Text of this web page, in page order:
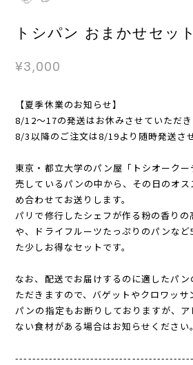
トシパン おまかせセッ
¥3,000
【夏季休業のお知らせ】
8/12〜17の発送はお休みさせていただき
8/3以降のご注文は8/19より随時発送さ
東京・都立大学のパン屋「トシオーク
売しているパンの中から、その日のオ
め合わせてお送りします。
パリで修行したシェフが作る粉の香り
や、ドライフルーツたっぷりのパンな
た少しお得なセットです。
なお、配送でお届けするのに適したパ
ただきますので、バゲットやクロワッサ
パンの指定もお断りしておりますが、
ない食材がある場合はお知らせください。